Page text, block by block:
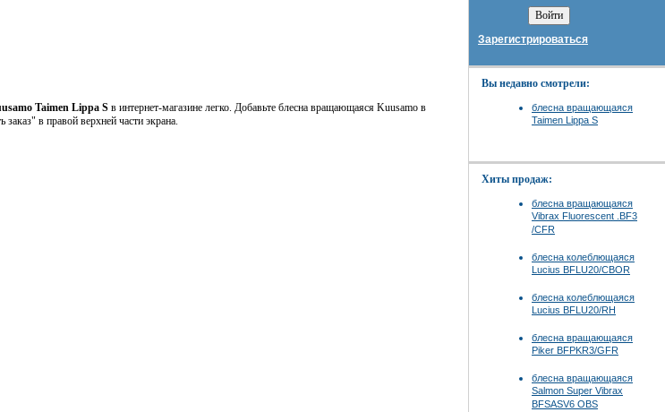
Taimen Lippa S в интернет-магазине легко. Добавьте блесна вращающаяся Kuusamo в
в правой верхней части экрана.
Зарегистрироваться
Вы недавно смотрели:
блесна вращающаяся
Taimen Lippa S
Хиты продаж:
блесна вращающаяся
Vibrax Fluorescent .BF3
/CFR
блесна колеблющаяся
Lucius BFLU20/CBOR
блесна колеблющаяся
Lucius BFLU20/RH
блесна вращающаяся
Piker BFPKR3/GFR
блесна вращающаяся
Salmon Super Vibrax
BFSASV6 OBS